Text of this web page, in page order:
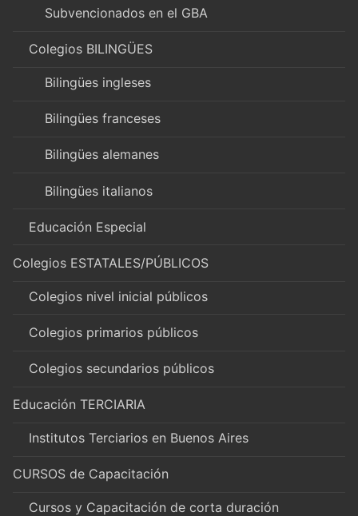
Subvencionados en el GBA
Colegios BILINGÜES
Bilingües ingleses
Bilingües franceses
Bilingües alemanes
Bilingües italianos
Educación Especial
Colegios ESTATALES/PÚBLICOS
Colegios nivel inicial públicos
Colegios primarios públicos
Colegios secundarios públicos
Educación TERCIARIA
Institutos Terciarios en Buenos Aires
CURSOS de Capacitación
Cursos y Capacitación de corta duración